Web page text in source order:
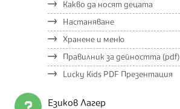
Какво да носят децата
Настаняване
Хранене и меню
Правилник за дейността (pdf)
Lucky Kids PDF Презентация
Езиков Лагер